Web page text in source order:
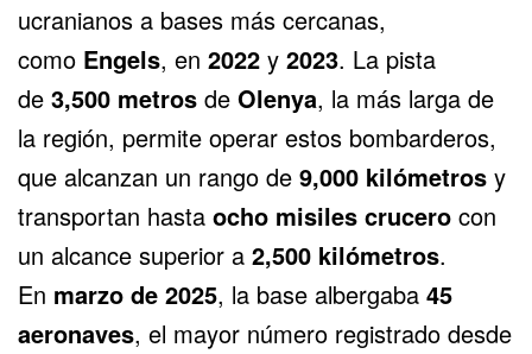
ucranianos a bases más cercanas,
como Engels, en 2022 y 2023. La pista
de 3,500 metros de Olenya, la más larga de
la región, permite operar estos bombarderos,
que alcanzan un rango de 9,000 kilómetros y
transportan hasta ocho misiles crucero con
un alcance superior a 2,500 kilómetros.
En marzo de 2025, la base albergaba 45
aeronaves, el mayor número registrado desde